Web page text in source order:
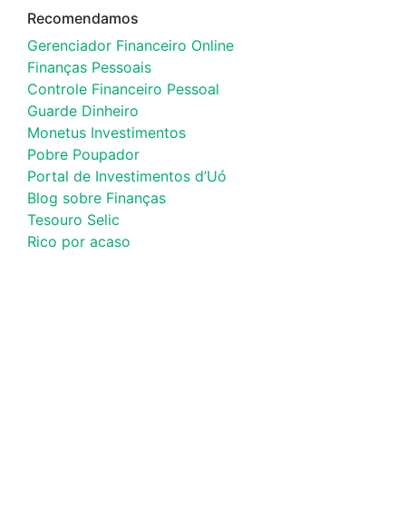
Recomendamos
Gerenciador Financeiro Online
Finanças Pessoais
Controle Financeiro Pessoal
Guarde Dinheiro
Monetus Investimentos
Pobre Poupador
Portal de Investimentos d’Uó
Blog sobre Finanças
Tesouro Selic
Rico por acaso